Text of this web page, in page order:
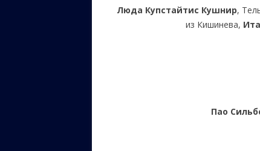
Люда Купстайтис Кушнир,
из Кишинева,
Пао